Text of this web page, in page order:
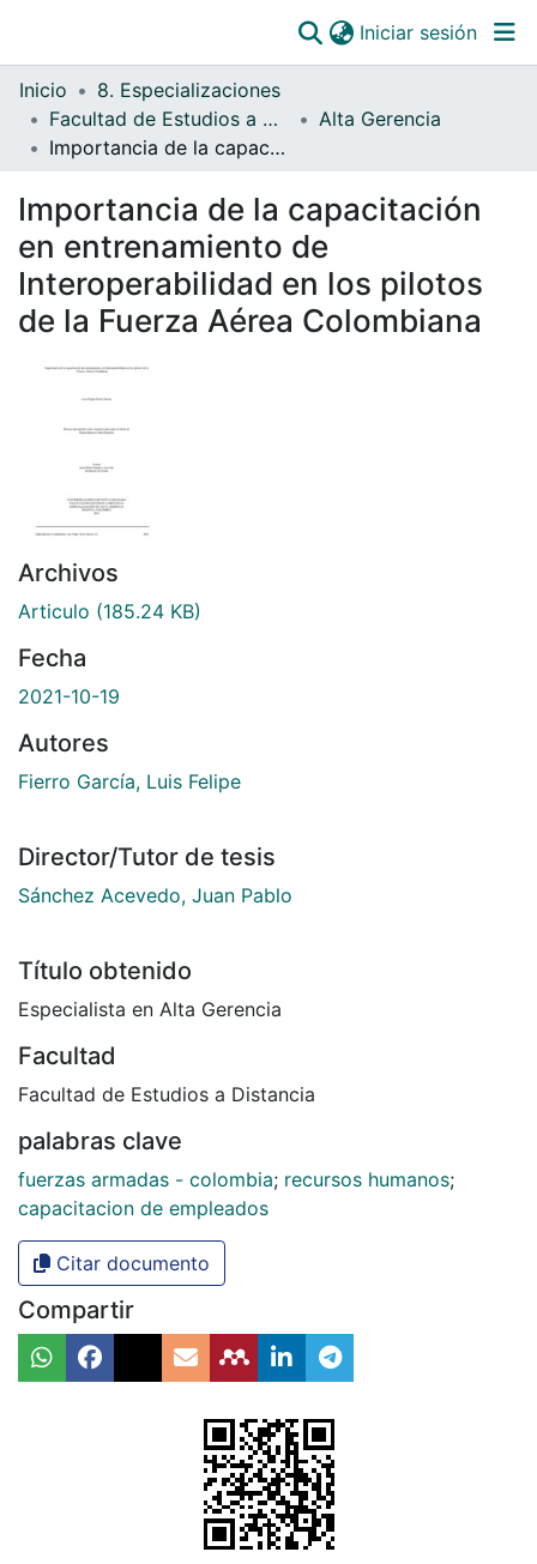
Todo DSpace
Estadísticas
Catálogo
OJS
Paz y salvos
Iniciar sesión
Inicio
8. Especializaciones
Facultad de Estudios a Distancia
Alta Gerencia
Importancia de la capacitación en entrenamiento de Interoperabilidad en los pilotos de la Fuerza Aérea Colombiana
Importancia de la capacitación
en entrenamiento de
Interoperabilidad en los pilotos
de la Fuerza Aérea Colombiana
Archivos
Articulo (185.24 KB)
Fecha
2021-10-19
Autores
Fierro García, Luis Felipe
Director/Tutor de tesis
Sánchez Acevedo, Juan Pablo
Título obtenido
Especialista en Alta Gerencia
Facultad
Facultad de Estudios a Distancia
palabras clave
fuerzas armadas - colombia; recursos humanos;
capacitacion de empleados
Citar documento
Compartir